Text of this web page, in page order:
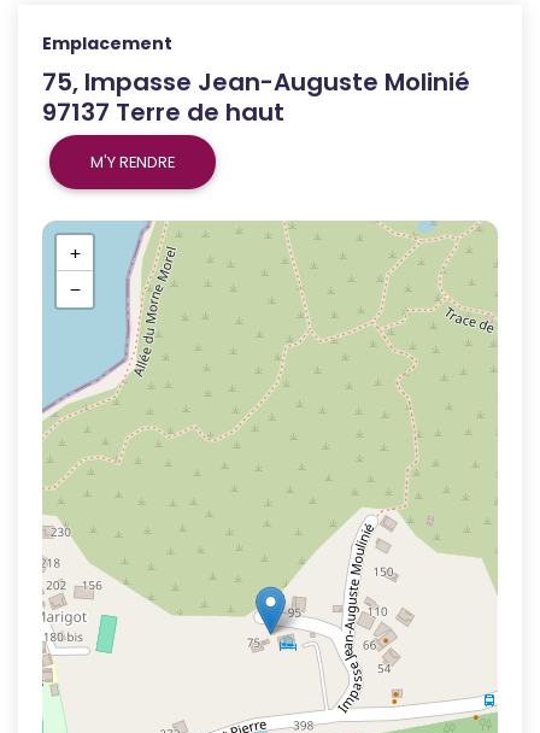
Emplacement
75, Impasse Jean-Auguste Molinié
97137 Terre de haut
M'Y RENDRE
+
−